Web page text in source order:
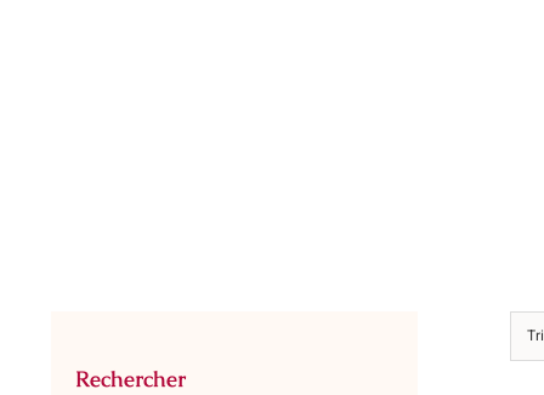
Rechercher